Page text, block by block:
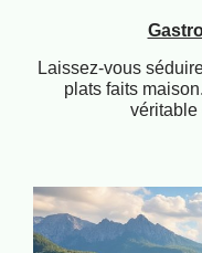
Laissez-vous
plats faits
véritable